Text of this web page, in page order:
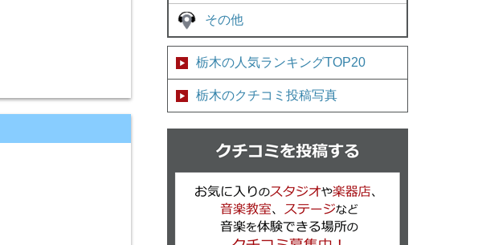
その他
栃木の人気ランキングTOP20
栃木のクチコミ投稿写真